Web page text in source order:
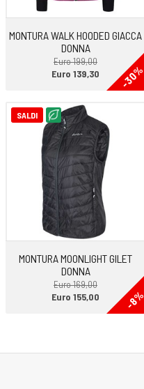
MONTURA WALK HOODED GIACCA
DONNA
Euro 199,00
-30%
Euro 139,30
SALDI
MONTURA MOONLIGHT GILET
DONNA
Euro 169,00
-8%
Euro 155,00